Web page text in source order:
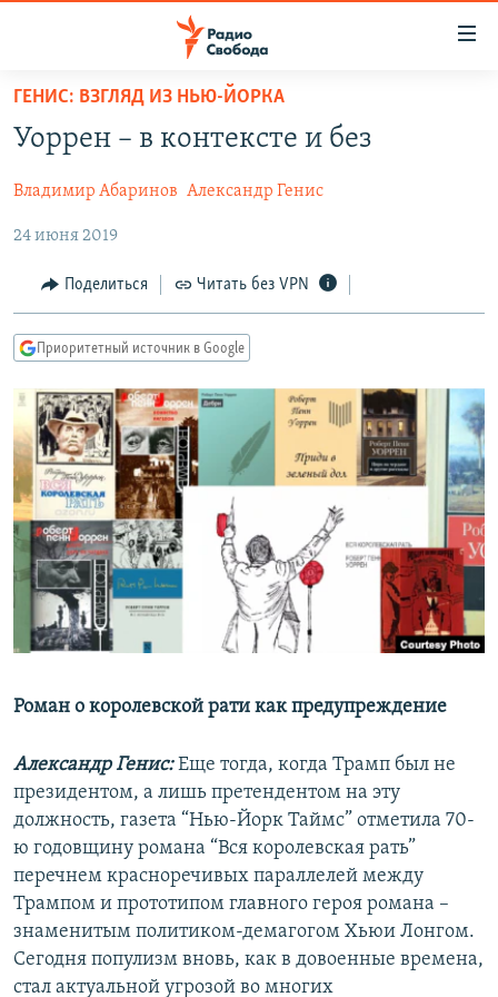
упрощенного
доступа
содержанию
Вернутся
главной
навигации
Вернутся
поиску
ПОДКАСТЫ
АВТОРСКИЕ ПРОЕКТЫ
ЦИТАТЫ СВОБОДЫ
МНЕНИЯ
КУЛЬТУРА
IDEL.РЕАЛИИ
КАВКАЗ.РЕАЛИИ
СЕВЕР.РЕАЛИИ
СИБИРЬ.РЕАЛИИ
РАСПИСАНИЕ ВЕЩАНИЯ
ПОДПИШИТЕСЬ НА РАССЫЛКУ
СОЦИАЛЬНЫЕ СЕТИ
Все сайты РСЕ/РС
ГЕНИС: ВЗГЛЯД ИЗ НЬЮ-ЙОРКА
Уоррен – в контексте и без
Владимир Абаринов Александр Генис
24 июня 2019
Поделиться Читать без VPN
Приоритетный источник в Google
Роман о королевской рати как предупреждение
Александр Генис:Еще тогда, когда Трамп был не
президентом, а лишь претендентом на эту
должность, газета “Нью-Йорк Таймс” отметила 70-
ю годовщину романа “Вся королевская рать”
перечнем красноречивых параллелей между
Трампом и прототипом главного героя романа –
знаменитым политиком-демагогом Хьюи Лонгом.
Сегодня популизм вновь, как в довоенные времена,
стал актуальной угрозой во многих